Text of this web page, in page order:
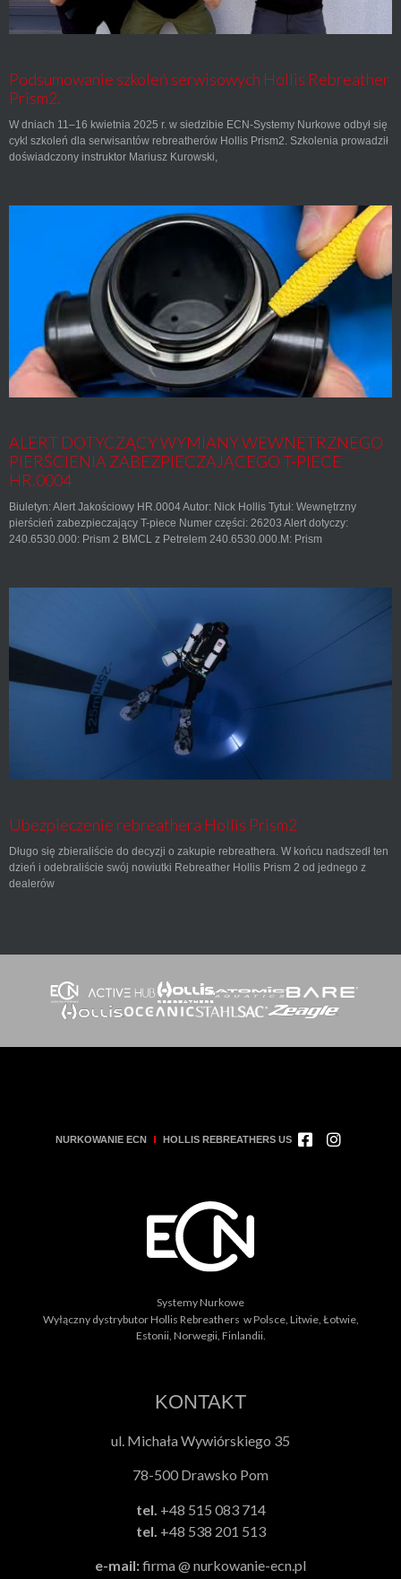
Podsumowanie szkoleń serwisowych Hollis Rebreather
Prism2.
W dniach 11–16 kwietnia 2025 r. w siedzibie ECN-Systemy Nurkowe odbył się
cykl szkoleń dla serwisantów rebreatherów Hollis Prism2. Szkolenia prowadził
doświadczony instruktor Mariusz Kurowski,
ALERT DOTYCZĄCY WYMIANY WEWNĘTRZNEGO
PIERŚCIENIA ZABEZPIECZAJĄCEGO T-PIECE
HR.0004
Biuletyn: Alert Jakościowy HR.0004 Autor: Nick Hollis Tytuł: Wewnętrzny
pierścień zabezpieczający T-piece Numer części: 26203 Alert dotyczy:
240.6530.000: Prism 2 BMCL z Petrelem 240.6530.000.M: Prism
Ubezpieczenie rebreathera Hollis Prism2
Długo się zbieraliście do decyzji o zakupie rebreathera. W końcu nadszedł ten
dzień i odebraliście swój nowiutki Rebreather Hollis Prism 2 od jednego z
dealerów
NURKOWANIE ECN HOLLIS REBREATHERS US
Systemy Nurkowe
Wyłączny dystrybutor Hollis Rebreathers w Polsce, Litwie, Łotwie,
Estonii, Norwegii, Finlandii.
KONTAKT
ul. Michała Wywiórskiego 35
78-500 Drawsko Pom
tel. +48 515 083 714
tel. +48 538 201 513
e-mail:firma @ nurkowanie-ecn.pl